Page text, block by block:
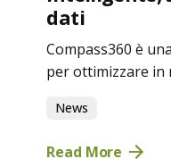
dati
Compass360 è
per ottimizzare in
News
Read More